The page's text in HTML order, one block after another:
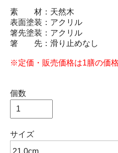
素 材：天然木
表面塗装：アクリル
箸先塗装：アクリル
箸 先：滑り止めなし
※定価・販売価格は1膳の価格
個数
サイズ